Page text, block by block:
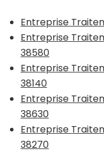
Entreprise
Entreprise
38580
Entreprise
38140
Entreprise
38630
Entreprise
38270